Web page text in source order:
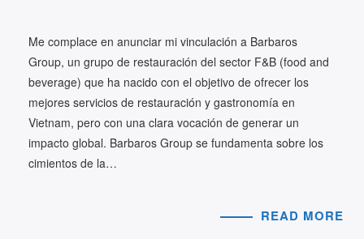
Me complace en anunciar mi vinculación a Barbaros
Group, un grupo de restauración del sector F&B (food and
beverage) que ha nacido con el objetivo de ofrecer los
mejores servicios de restauración y gastronomía en
Vietnam, pero con una clara vocación de generar un
impacto global. Barbaros Group se fundamenta sobre los
cimientos de la…
READ MORE